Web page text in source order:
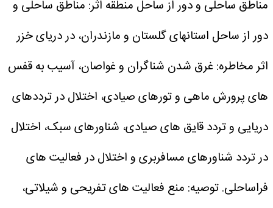
مناطق ساحلی و دور از ساحل منطقه اثر: مناطق ساحلی و
دور از ساحل استانهای گلستان و مازندران، در دریای خزر
اثر مخاطره: غرق شدن شناگران و غواصان، آسیب به قفس
های پرورش ماهی و تورهای صیادی، اختلال در ترددهای
دریایی و تردد قایق های صیادی، شناورهای سبک، اختلال
در تردد شناورهای مسافربری و اختلال در فعالیت های
فراساحلی.توصیه: منع فعالیت های تفریحی و شیلاتی،